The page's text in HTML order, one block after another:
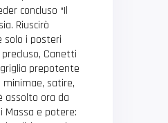
concluso “Il
Riuscirò
solo i posteri
Canetti
prepotente
satire,
assolto ora da
Massa e potere: